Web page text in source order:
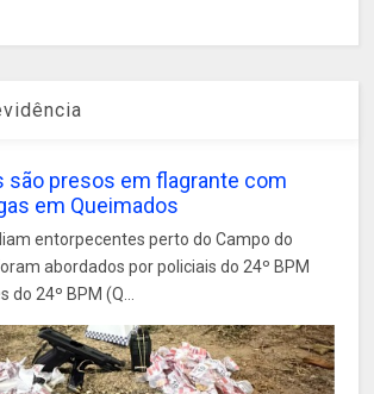
são presos em flagrante com
em Queimados
entorpecentes perto do Campo do
abordados por policiais do 24º BPM
do 24º BPM (Q...